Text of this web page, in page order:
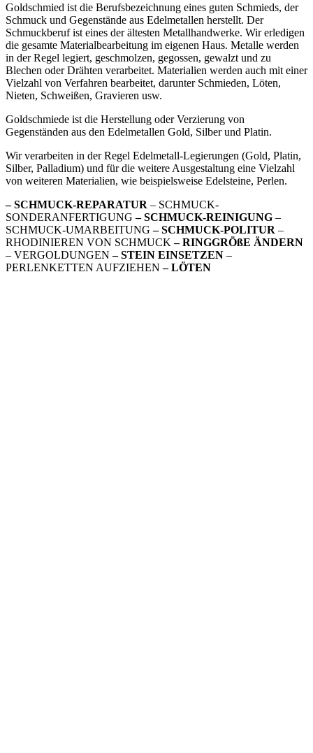
Goldschmied ist die Berufsbezeichnung eines guten Schmieds, der
Schmuck und Gegenstände aus Edelmetallen herstellt. Der
Schmuckberuf ist eines der ältesten Metallhandwerke. Wir erledigen
die gesamte Materialbearbeitung im eigenen Haus. Metalle werden
in der Regel legiert, geschmolzen, gegossen, gewalzt und zu
Blechen oder Drähten verarbeitet. Materialien werden auch mit einer
Vielzahl von Verfahren bearbeitet, darunter Schmieden, Löten,
Nieten, Schweißen, Gravieren usw.
Goldschmiede ist die Herstellung oder Verzierung von
Gegenständen aus den Edelmetallen Gold, Silber und Platin.
Wir verarbeiten in der Regel Edelmetall-Legierungen (Gold, Platin,
Silber, Palladium) und für die weitere Ausgestaltung eine Vielzahl
von weiteren Materialien, wie beispielsweise Edelsteine, Perlen.
– SCHMUCK-REPARATUR – SCHMUCK-
SONDERANFERTIGUNG– SCHMUCK-REINIGUNG –
SCHMUCK-UMARBEITUNG– SCHMUCK-POLITUR –
RHODINIEREN VON SCHMUCK– RINGGRÖßE ÄNDERN
– VERGOLDUNGEN– STEIN EINSETZEN –
PERLENKETTEN AUFZIEHEN– LÖTEN